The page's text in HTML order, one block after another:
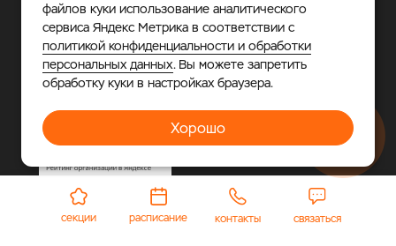
© 2026 «Полюс Арена».Многофункциональный
спортивно-развлекательный комплекс, где каждый
найдет занятие по душе.
Политика в отношении обработки персональных
секции расписание контакты связаться
файлов куки использование аналитического
сервиса Яндекс Метрика в соответствии с
политикой конфиденциальности и обработки
персональных данных. Вы можете запретить
обработку куки в настройках браузера.
Хорошо